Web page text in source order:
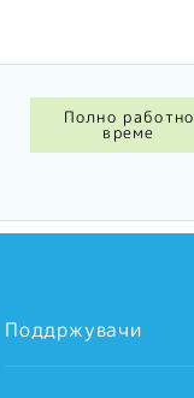
Полно работно
време
Поддржувачи